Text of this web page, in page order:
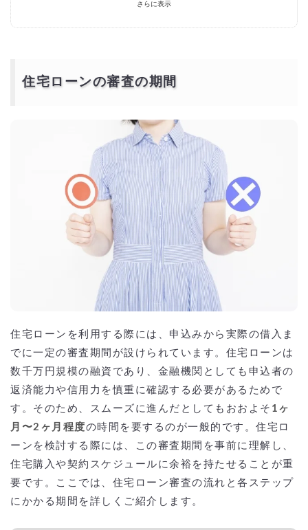
住宅ローン審査に落ちやすい典型的なケース
6. 担保評価が低い物件を選んだ場合
2. 再申込みはすぐに行わない
3. 借入額や返済計画を見直す
4. 信用情報を改善する
5. 勤続年数や収入の安定性を確保する
6. 別の金融機関・商品を検討する
さらに表示
住宅ローンの審査の期間
住宅ローンを利用する際には、申込みから実際の借入ま
でに一定の審査期間が設けられています。住宅ローンは
数千万円規模の融資であり、金融機関としても申込者の
返済能力や信用力を慎重に確認する必要があるためで
す。そのため、スムーズに進んだとしてもおおよそ 1ヶ
月〜2ヶ月程度の時間を要するのが一般的です。住宅ロ
ーンを検討する際には、この審査期間を事前に理解し、
住宅購入や契約スケジュールに余裕を持たせることが重
要です。ここでは、住宅ローン審査の流れと各ステップ
にかかる期間を詳しくご紹介します。